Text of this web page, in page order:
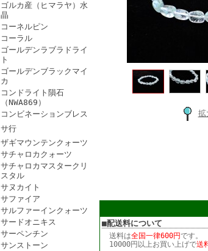
ゴルカ産（ヒマラヤ）水
晶
コーネルピン
コーラル
ゴールデンラブラドライ
ト
ゴールデンブラックマイ
カ
コンドライト隕石
（NWA869）
コンビネーションブレス
サ行
ザギマウンテンクォーツ
サチャロカクォーツ
サチャロカマスタークリ
スタル
サヌカイト
サファイア
サルファーインクォーツ
サードオニキス
サーペンチン
サンストーン
拡
■配送料について
送料は全国一律600円です。
10000円以上お買い上げで送